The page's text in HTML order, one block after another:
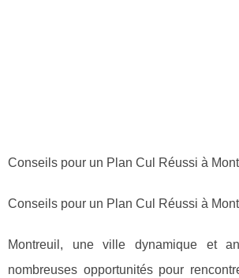
Conseils pour un Plan Cul Réussi à
Conseils pour un Plan Cul Réussi à
Montreuil, une ville dynamique et
nombreuses opportunités pour